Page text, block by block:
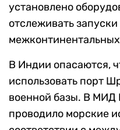
установлено
отслеживать
В Индии опасаются,
использовать порт
военной базы. В МИД
проводило морские